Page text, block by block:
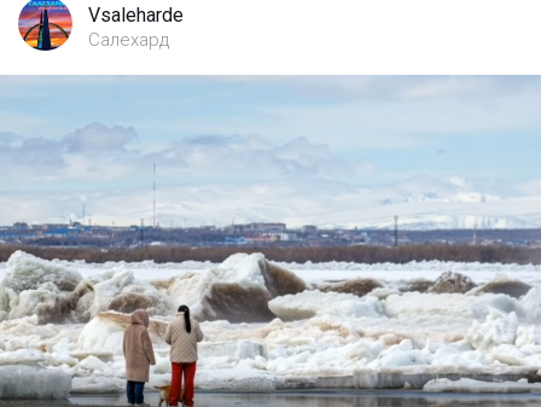
Vsaleharde
Салехард